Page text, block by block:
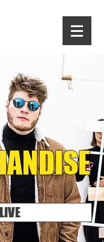
LIVE